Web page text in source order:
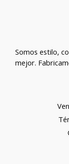
Somos estilo,
mejor.